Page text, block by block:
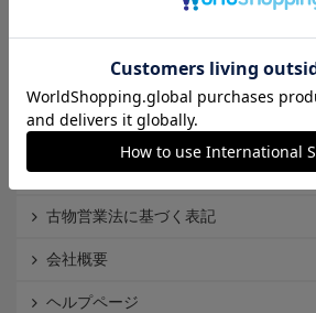
利用規約
個人情報保護方針
Cookieポリシー
特定商取引法に基づく表記
古物営業法に基づく表記
会社概要
ヘルプページ